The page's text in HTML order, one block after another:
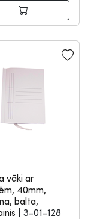
vāki ar
40mm,
balta,
3-01-128